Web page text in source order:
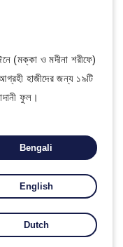
(মক্কা ও মদীনা শরীফে)
হাজীদের জন্য ১৯টি
ফুল।
Bengali
English
Dutch